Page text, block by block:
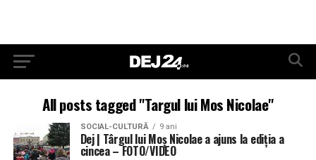
All posts tagged "Targul lui Mos Nicolae"
SOCIAL-CULTURĂ 9 ani
Dej | Târgul lui Moș Nicolae a ajuns la ediția a
cincea – FOTO/VIDEO